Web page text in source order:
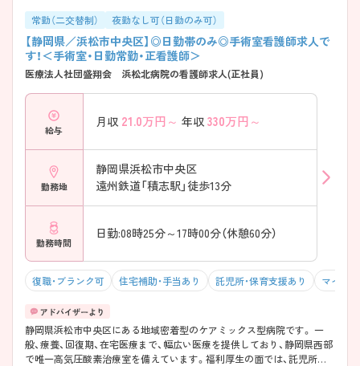
常勤（二交替制） 夜勤なし可（日勤のみ可）
【静岡県／浜松市中央区】◎日勤帯のみ◎手術室看護師求人で
す！＜手術室・日勤常勤・正看護師＞
医療法人社団盛翔会 浜松北病院の看護師求人(正社員)
給与
月収 21.0万円～ 年収 330万円～
勤務地
静岡県浜松市中央区
遠州鉄道「積志駅」徒歩13分
勤務時間
日勤:08時25分～17時00分（休憩60分）
復職・ブランク可 住宅補助・手当あり 託児所・保育支援あり マイカ
静岡県浜松市中央区にある地域密着型のケアミックス型病院です。 一
般、療養、回復期、在宅医療まで、幅広い医療を提供しており、静岡県西部
で唯一高気圧酸素治療室を備えています。福利厚生の面では、託児所が